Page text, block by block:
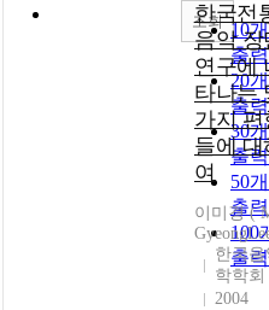
10
출력
20
출력
30
출력
50
출력
100
출력
조회
한국전
음악 장
연구에
타나는
가지 편
들에 대
여
이미경 (
한국음
학학회
2004